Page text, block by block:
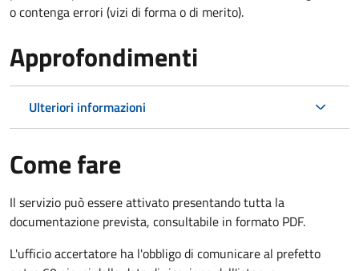
o contenga errori (vizi di forma o di merito).
Approfondimenti
Ulteriori informazioni
Come fare
Il servizio può essere attivato presentando tutta la
documentazione prevista, consultabile in formato PDF.
L'ufficio accertatore ha l'obbligo di comunicare al prefetto